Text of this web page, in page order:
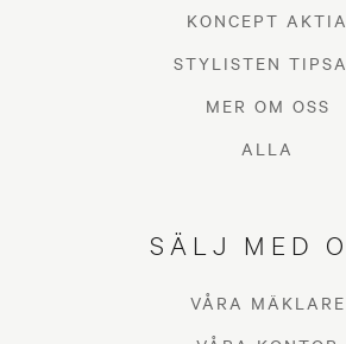
KONCEPT AKTIA
STYLISTEN
MER OM OSS
ALLA
SÄLJ MED
VÅRA MÄKLARE